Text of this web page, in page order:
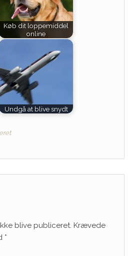
Køb dit loppemiddel
online
Undgå at blive snydt
blive publiceret. Krævede
*